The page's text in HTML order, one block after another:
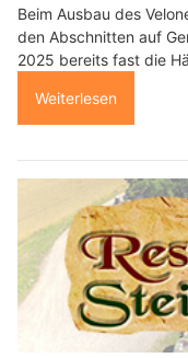
Beim Ausbau des
den Abschnitten auf
2025 bereits fast die
Weiterlesen